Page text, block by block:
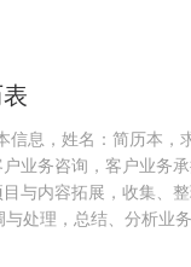
息，姓名：简历本，
业务咨询，客户业务
与内容拓展，收集、
处理，总结、分析业